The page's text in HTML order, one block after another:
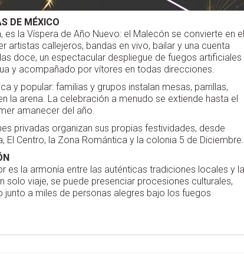
DE MÉXICO
la Víspera de Año Nuevo: el Malecón se convierte en el
artistas callejeros, bandas en vivo, bailar y una cuenta
doce, un espectacular despliegue de fuegos artificiales
y acompañado por vítores en todas direcciones.
y popular: familias y grupos instalan mesas, parrillas,
la arena. La celebración a menudo se extiende hasta el
amanecer del año.
privadas organizan sus propias festividades, desde
Centro, la Zona Romántica y la colonia 5 de Diciembre.
es la armonía entre las auténticas tradiciones locales y
viaje, se puede presenciar procesiones culturales,
junto a miles de personas alegres bajo los fuegos